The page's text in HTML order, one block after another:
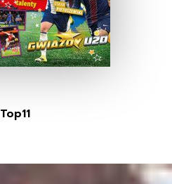
Top11